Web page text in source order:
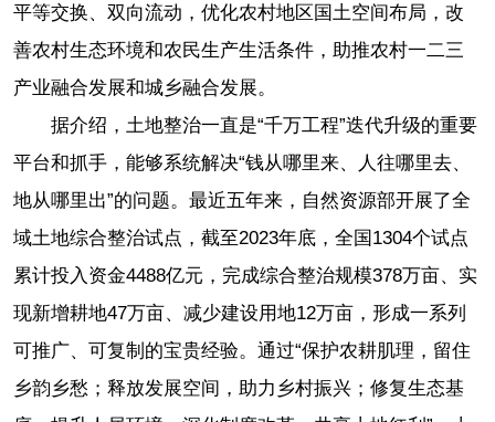
平等交换、双向流动，优化农村地区国土空间布局，改
善农村生态环境和农民生产生活条件，助推农村一二三
产业融合发展和城乡融合发展。
据介绍，土地整治一直是“千万工程”迭代升级的重要
平台和抓手，能够系统解决“钱从哪里来、人往哪里去、
地从哪里出”的问题。最近五年来，自然资源部开展了全
域土地综合整治试点，截至2023年底，全国1304个试点
累计投入资金4488亿元，完成综合整治规模378万亩、实
现新增耕地47万亩、减少建设用地12万亩，形成一系列
可推广、可复制的宝贵经验。通过“保护农耕肌理，留住
乡韵乡愁；释放发展空间，助力乡村振兴；修复生态基